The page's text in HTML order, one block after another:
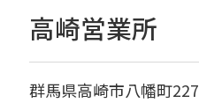
高崎営業所
群馬県高崎市八幡町227